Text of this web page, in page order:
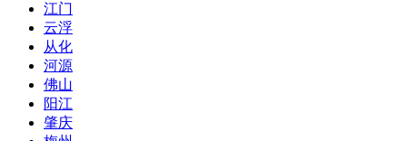
江门
云浮
从化
河源
佛山
阳江
肇庆